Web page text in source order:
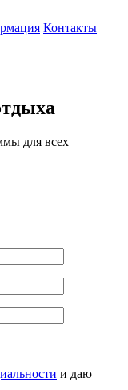
Контакты
для всех
и даю